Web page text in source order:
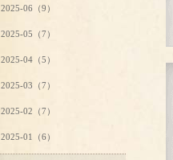
2025-06（9）
2025-05（7）
2025-04（5）
2025-03（7）
2025-02（7）
2025-01（6）